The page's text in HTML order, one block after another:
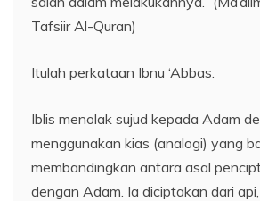
Tafsiir Al-Quran)
Itulah perkataan Ibnu ‘Abbas.
Iblis menolak sujud kepada Adam
menggunakan kias (analogi) yang
membandingkan antara asal
dengan Adam. Ia diciptakan dari